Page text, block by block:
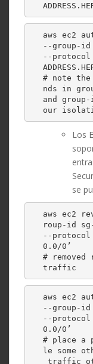
aws ec2
--group-id
--protocol
# note the
nds in
and
our
Los
se
aws ec2
roup-id
--
0.0/0’
#
traffic
aws ec2
--group-id
--
0.0/0’
# place a
le some